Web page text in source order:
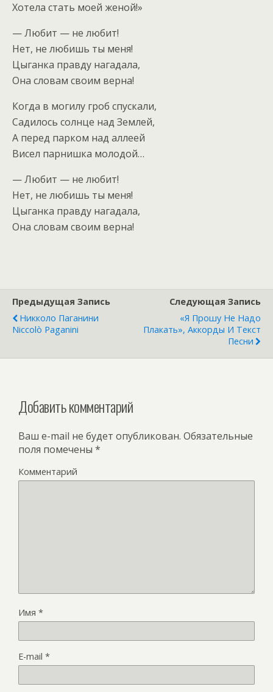
Хотела стать моей женой!»
— Любит — не любит!
Нет, не любишь ты меня!
Цыганка правду нагадала,
Она словам своим верна!
Когда в могилу гроб спускали,
Садилось солнце над Землей,
А перед парком над аллеей
Висел парнишка молодой…
— Любит — не любит!
Нет, не любишь ты меня!
Цыганка правду нагадала,
Она словам своим верна!
Предыдущая Запись
Никколо Паганини
Niccolò Paganini
Следующая Запись
«Я Прошу Не Надо
Плакать», Аккорды И Текст
Песни
Добавить комментарий
Ваш e-mail не будет опубликован. Обязательные
поля помечены *
Комментарий
Имя *
E-mail *